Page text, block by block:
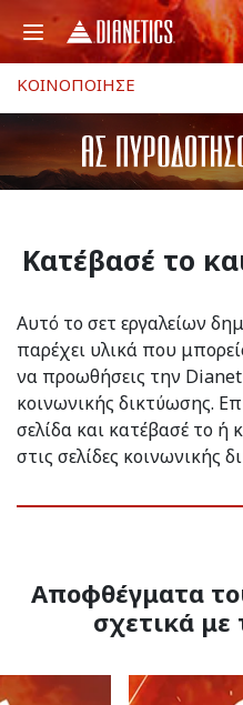
ΚΟΙΝΟΠΟΙΗΣΕ
Κατέβασέ το
Αυτό το σετ εργαλείων
παρέχει υλικά που
να προωθήσεις την
κοινωνικής δικτύωσης.
σελίδα και κατέβασέ το ή
στις σελίδες κοινωνικής
Αποφθέγματα
σχετικά